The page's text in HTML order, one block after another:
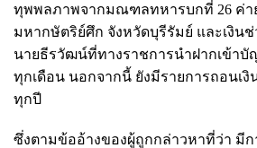
ทุพพลภาพจากมณฑลทหารบกที่ 26 ค่าย
มหากษัตริย์ศึก จังหวัดบุรีรัมย์ และเงินช่
นายธีรวัฒน์ที่ทางราชการนำฝากเข้าบั
ทุกเดือน นอกจากนี้ ยังมีรายการถอนเงิ
ทุกปี
ซึ่งตามข้ออ้างของผู้ถูกกล่าวหาที่ว่า มี